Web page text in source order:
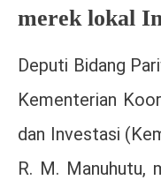
merek lokal
Deputi Bidang
Kementerian
dan Investasi
R. M. Manuhutu,